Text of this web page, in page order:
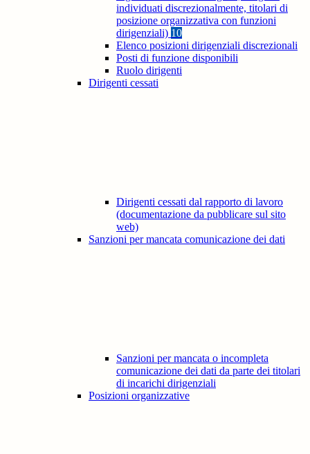
individuati discrezionalmente, titolari di
posizione organizzativa con funzioni
dirigenziali) 10
Elenco posizioni dirigenziali discrezionali
Posti di funzione disponibili
Ruolo dirigenti
Dirigenti cessati
Dirigenti cessati dal rapporto di lavoro
(documentazione da pubblicare sul sito
web)
Sanzioni per mancata comunicazione dei dati
Sanzioni per mancata o incompleta
comunicazione dei dati da parte dei titolari
di incarichi dirigenziali
Posizioni organizzative